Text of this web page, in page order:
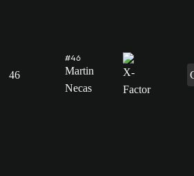
46
#46
Martin
Necas